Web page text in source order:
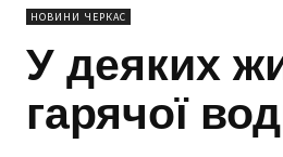
НОВИНИ ЧЕРКАС
У деяких
гарячої